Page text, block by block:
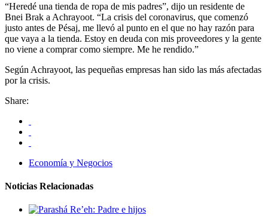
“Heredé una tienda de ropa de mis padres”, dijo un residente de
Bnei Brak a Achrayoot. “La crisis del coronavirus, que comenzó
justo antes de Pésaj, me llevó al punto en el que no hay razón para
que vaya a la tienda. Estoy en deuda con mis proveedores y la gente
no viene a comprar como siempre. Me he rendido.”
Según Achrayoot, las pequeñas empresas han sido las más afectadas
por la crisis.
Share:
Economía y Negocios
Noticias Relacionadas